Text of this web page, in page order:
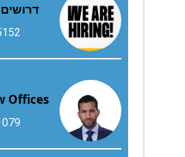
Offices